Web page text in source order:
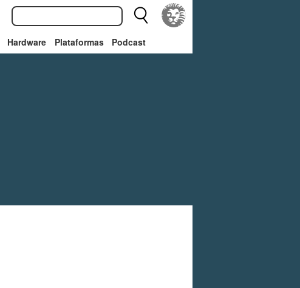
Hardware Plataformas Podcast